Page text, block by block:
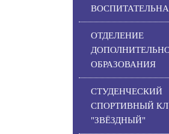
ОТДЕЛЕНИЕ
ОБРАЗОВАНИЯ
СТУДЕНЧЕСКИЙ
СПОРТИВНЫЙ
"ЗВЁЗДНЫЙ"